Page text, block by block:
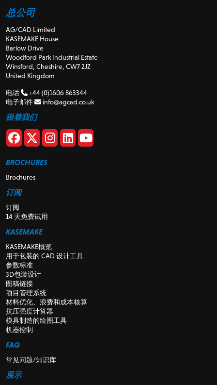
总公司
AG/CAD Limited
KASEMAKE House
Barlow Drive
Woodford Park Industrial Estate
Winsford, Cheshire, CW7 2JZ
United Kingdom
电话
+44 (0)1606 863344
电子邮件
info@agcad.co.uk
跟着我们
BROCHURES
Brochures
订阅
订阅
14 天免费试用
KASEMAKE
KASEMAKE概览
用于包装的 CAD 设计工具
参数标准
3D包装设计
图稿链接
项目管理系统
材料优化、浪费和成本核算
抗压强度计算器
模具制造的绘图工具
机器控制
FAQ
常见问题/知识库
展示